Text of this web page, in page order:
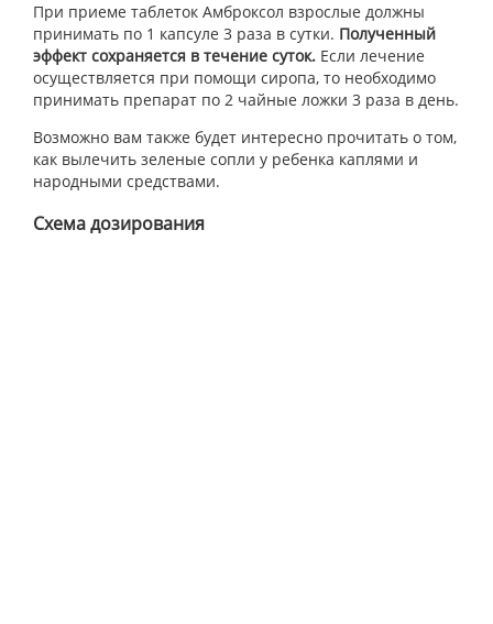
При приеме таблеток Амброксол взрослые должны
принимать по 1 капсуле 3 раза в сутки. Полученный
эффект сохраняется в течение суток. Если лечение
осуществляется при помощи сиропа, то необходимо
принимать препарат по 2 чайные ложки 3 раза в день.
Возможно вам также будет интересно прочитать о том,
как вылечить зеленые сопли у ребенка каплями и
народными средствами.
Схема дозирования